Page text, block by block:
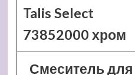
Talis Select
73852000 хром
Смеситель для